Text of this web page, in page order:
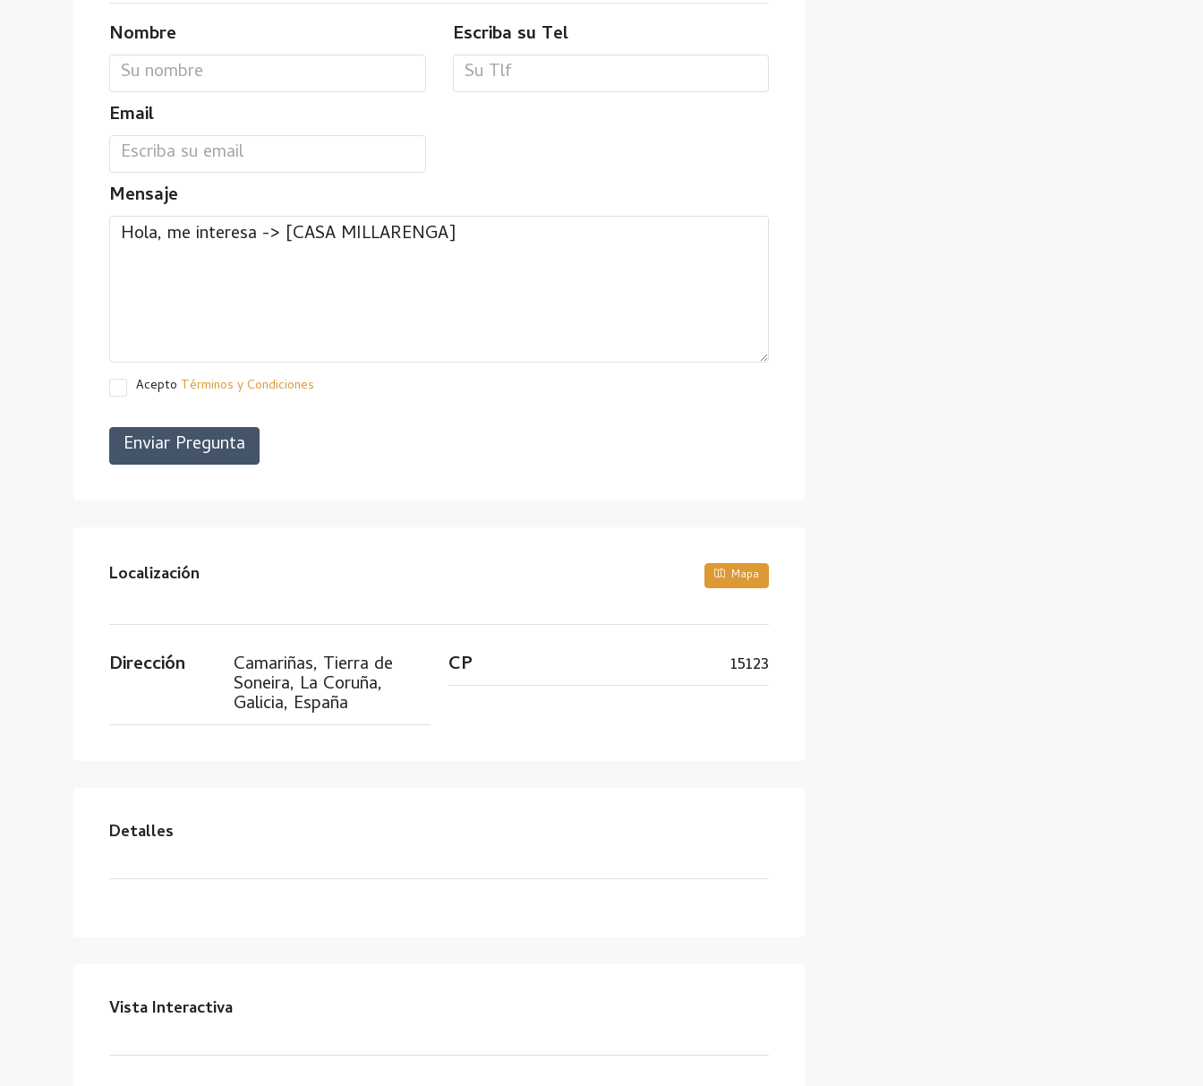
Nombre Escriba su Tel
Email
Mensaje
Acepto Términos y Condiciones
Enviar Pregunta
Localización Mapa
Dirección Camariñas, Tierra de
Soneira, La Coruña,
Galicia, España
CP 15123
Detalles
Vista Interactiva